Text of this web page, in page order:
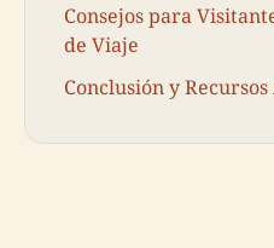
Consejos para
de Viaje
Conclusión y